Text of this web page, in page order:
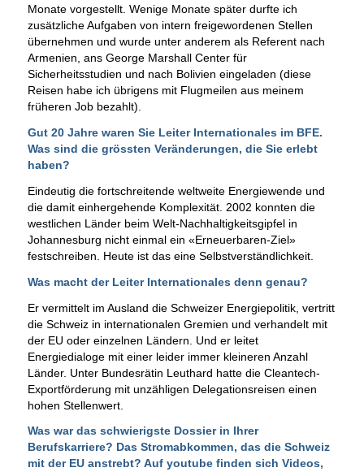
Monate vorgestellt. Wenige Monate später durfte ich
zusätzliche Aufgaben von intern freigewordenen Stellen
übernehmen und wurde unter anderem als Referent nach
Armenien, ans George Marshall Center für
Sicherheitsstudien und nach Bolivien eingeladen (diese
Reisen habe ich übrigens mit Flugmeilen aus meinem
früheren Job bezahlt).
Gut 20 Jahre waren Sie Leiter Internationales im BFE.
Was sind die grössten Veränderungen, die Sie erlebt
haben?
Eindeutig die fortschreitende weltweite Energiewende und
die damit einhergehende Komplexität. 2002 konnten die
westlichen Länder beim Welt-Nachhaltigkeitsgipfel in
Johannesburg nicht einmal ein «Erneuerbaren-Ziel»
festschreiben. Heute ist das eine Selbstverständlichkeit.
Was macht der Leiter Internationales denn genau?
Er vermittelt im Ausland die Schweizer Energiepolitik, vertritt
die Schweiz in internationalen Gremien und verhandelt mit
der EU oder einzelnen Ländern. Und er leitet
Energiedialoge mit einer leider immer kleineren Anzahl
Länder. Unter Bundesrätin Leuthard hatte die Cleantech-
Exportförderung mit unzähligen Delegationsreisen einen
hohen Stellenwert.
Was war das schwierigste Dossier in Ihrer
Berufskarriere? Das Stromabkommen, das die Schweiz
mit der EU anstrebt? Auf youtube finden sich Videos,